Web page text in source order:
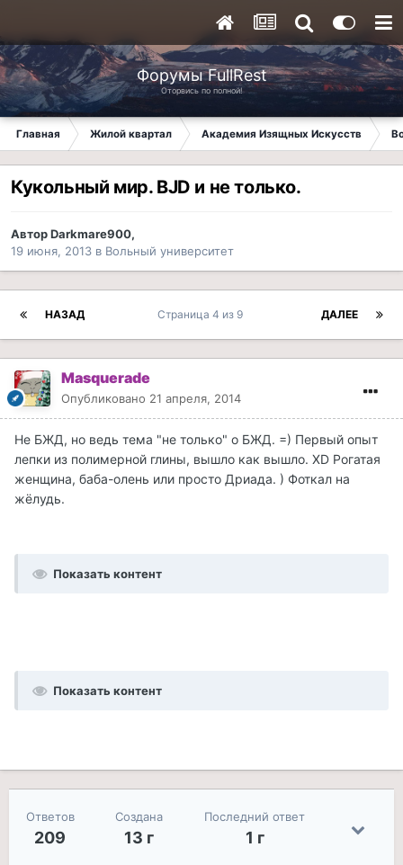
Форумы FullRest
Оторвись по полной!
Главная Жилой квартал Академия Изящных Искусств
Кукольный мир. BJD и не только.
АвторDarkmare900,
19 июня, 2013 в Вольный университет
НАЗАД ДАЛЕЕ
Страница 4 из 9
Masquerade
Опубликовано 21 апреля, 2014
Не БЖД, но ведь тема "не только" о БЖД. =) Первый опыт
лепки из полимерной глины, вышло как вышло. XD Рогатая
женщина, баба-олень или просто Дриада. ) Фоткал на
жёлудь.
Показать контент
Показать контент
Ответов
209
Создана
13 г
Последний ответ
1 г